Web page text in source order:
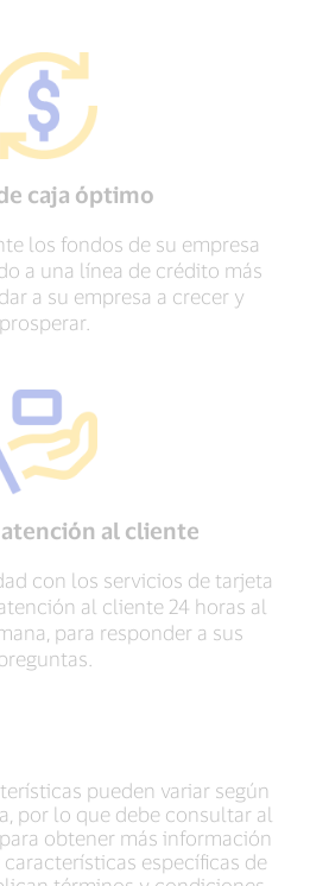
caja óptimo
los fondos de su empresa
a una línea de crédito más
a su empresa a crecer y
prosperar.
al cliente
con los servicios de tarjeta
al cliente 24 horas al
para responder a sus
pueden variar según
por lo que debe consultar al
obtener más información
específicas de